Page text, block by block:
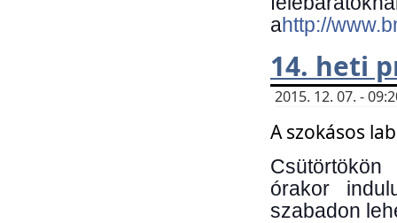
ahttp://
14. heti
2015. 12. 07. -
A szokásos
órakor
szabadon